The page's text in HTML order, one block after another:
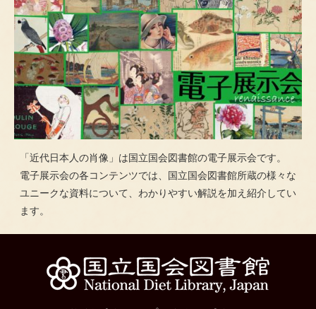
「近代日本人の肖像」は国立国会図書館の電子展示会です。
電子展示会の各コンテンツでは、国立国会図書館所蔵の様々な
ユニークな資料について、わかりやすい解説を加え紹介してい
ます。